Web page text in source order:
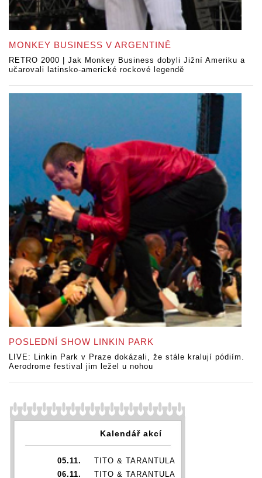
MONKEY BUSINESS V ARGENTINĚ
RETRO 2000 | Jak Monkey Business dobyli Jižní Ameriku a
učarovali latinsko-americké rockové legendě
POSLEDNÍ SHOW LINKIN PARK
LIVE: Linkin Park v Praze dokázali, že stále kralují pódiím.
Aerodrome festival jim ležel u nohou
Kalendář akcí
05.11.
TITO & TARANTULA
06.11.
TITO & TARANTULA